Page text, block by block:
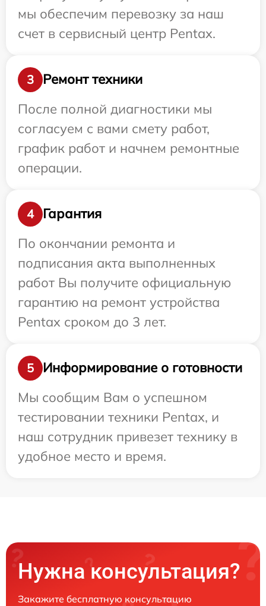
мы обеспечим перевозку за наш
счет в сервисный центр Pentax.
3
Ремонт техники
После полной диагностики мы
согласуем с вами смету работ,
график работ и начнем ремонтные
операции.
4
Гарантия
По окончании ремонта и
подписания акта выполненных
работ Вы получите официальную
гарантию на ремонт устройства
Pentax сроком до 3 лет.
5
Информирование о готовности
Мы сообщим Вам о успешном
тестировании техники Pentax, и
наш сотрудник привезет технику в
удобное место и время.
Нужна консультация?
Закажите бесплатную консультацию